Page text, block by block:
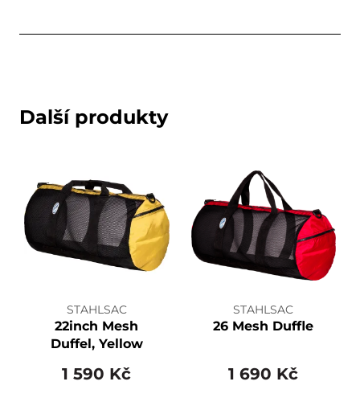
Další produkty
STAHLSAC
22inch Mesh
Duffel, Yellow
1 590 Kč
STAHLSAC
26 Mesh Duffle
1 690 Kč